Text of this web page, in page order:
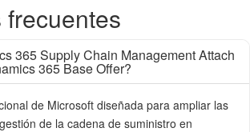
365 Supply Chain Management Attach
365 Base Offer?
de Microsoft diseñada para ampliar las
de la cadena de suministro en